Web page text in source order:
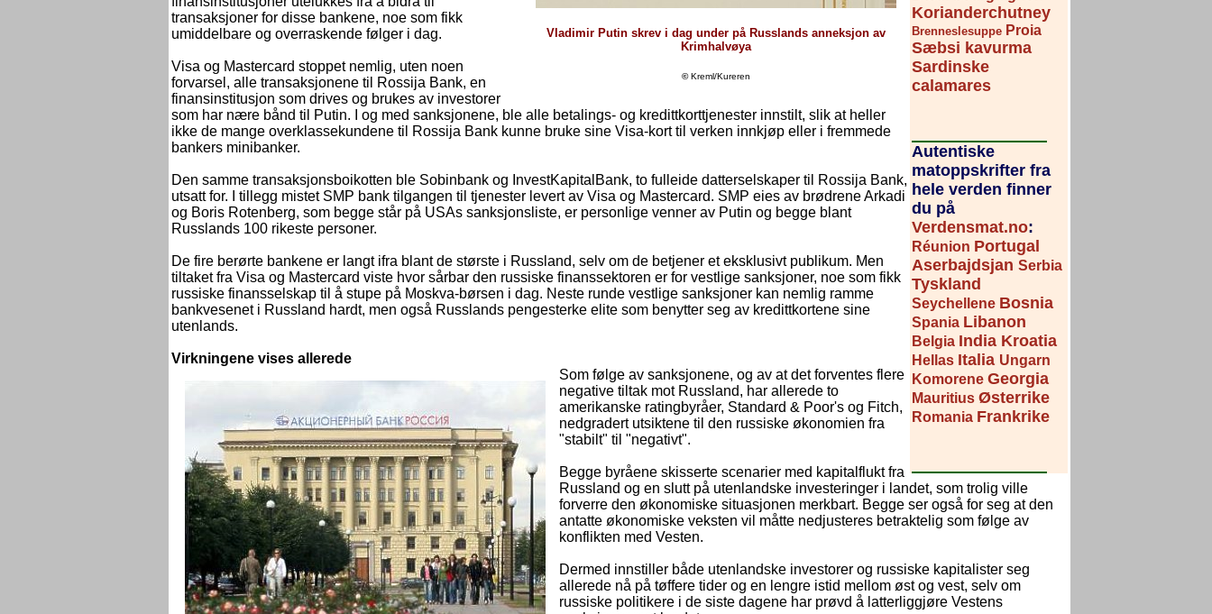
Korianderchutney
Brenneslesuppe Proia
Sæbsi kavurma
Sardinske
calamares
Autentiske
matoppskrifter fra
hele verden finner
du på
Verdensmat.no:
Réunion Portugal
Aserbajdsjan Serbia
Tyskland
Seychellene Bosnia
Spania Libanon
Belgia India Kroatia
Hellas Italia Ungarn
Komorene Georgia
Mauritius Østerrike
Romania Frankrike
Vladimir Putin skrev i dag under på Russlands anneksjon av
Krimhalvøya
©Kreml/Kureren
transaksjoner for disse bankene, noe som fikk
umiddelbare og overraskende følger i dag.
Visa og Mastercard stoppet nemlig, uten noen
forvarsel, alle transaksjonene til Rossija Bank, en
finansinstitusjon som drives og brukes av investorer
som har nære bånd til Putin. I og med sanksjonene, ble alle betalings- og kredittkorttjenester innstilt, slik at heller
ikke de mange overklassekundene til Rossija Bank kunne bruke sine Visa-kort til verken innkjøp eller i fremmede
bankers minibanker.
Den samme transaksjonsboikotten ble Sobinbank og InvestKapitalBank, to fulleide datterselskaper til Rossija Bank,
utsatt for. I tillegg mistet SMP bank tilgangen til tjenester levert av Visa og Mastercard. SMP eies av brødrene Arkadi
og Boris Rotenberg, som begge står på USAs sanksjonsliste, er personlige venner av Putin og begge blant
Russlands 100 rikeste personer.
De fire berørte bankene er langt ifra blant de største i Russland, selv om de betjener et eksklusivt publikum. Men
tiltaket fra Visa og Mastercard viste hvor sårbar den russiske finanssektoren er for vestlige sanksjoner, noe som fikk
russiske finansselskap til å stupe på Moskva-børsen i dag. Neste runde vestlige sanksjoner kan nemlig ramme
bankvesenet i Russland hardt, men også Russlands pengesterke elite som benytter seg av kredittkortene sine
utenlands.
Virkningene vises allerede
Som følge av sanksjonene, og av at det forventes flere
negative tiltak mot Russland, har allerede to
amerikanske ratingbyråer, Standard & Poor's og Fitch,
nedgradert utsiktene til den russiske økonomien fra
"stabilt" til "negativt".
Begge byråene skisserte scenarier med kapitalflukt fra
Russland og en slutt på utenlandske investeringer i landet, som trolig ville
forverre den økonomiske situasjonen merkbart. Begge ser også for seg at den
antatte økonomiske veksten vil måtte nedjusteres betraktelig som følge av
konflikten med Vesten.
Dermed innstiller både utenlandske investorer og russiske kapitalister seg
allerede nå på tøffere tider og en lengre istid mellom øst og vest, selv om
russiske politikere i de siste dagene har prøvd å latterliggjøre Vestens